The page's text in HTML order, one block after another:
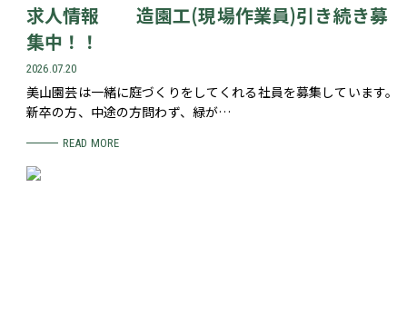
求人情報 造園工(現場作業員)引き続き募
集中！！
2026.07.20
美山園芸は一緒に庭づくりをしてくれる社員を募集しています。
新卒の方、中途の方問わず、緑が…
READ MORE